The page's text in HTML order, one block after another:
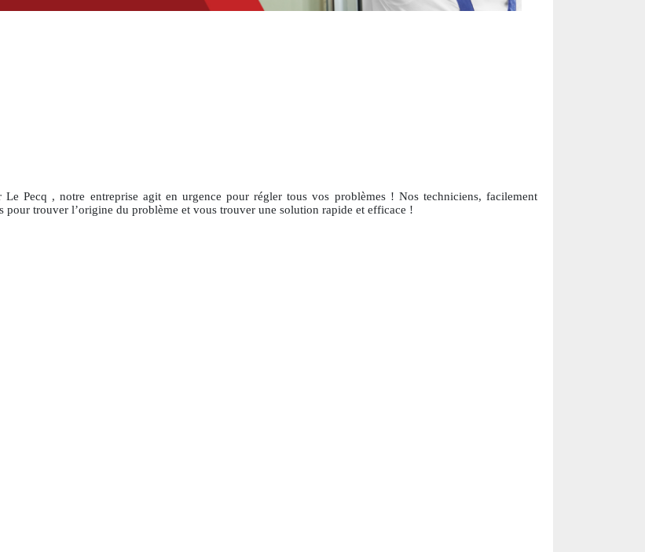
Pecq , notre entreprise agit en urgence pour régler tous vos problèmes ! Nos techniciens, facilement
pour trouver l’origine du problème et vous trouver une solution rapide et efficace !